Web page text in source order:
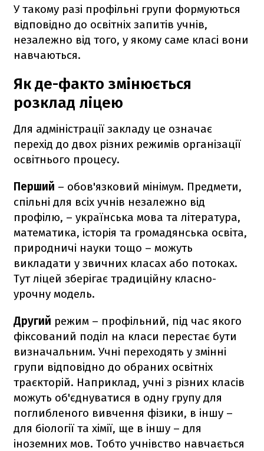
У такому разі профільні групи формуються
відповідно до освітніх запитів учнів,
незалежно від того, у якому саме класі вони
навчаються.
Як де-факто змінюється
розклад ліцею
Для адміністрації закладу це означає
перехід до двох різних режимів організації
освітнього процесу.
Перший – обов'язковий мінімум. Предмети,
спільні для всіх учнів незалежно від
профілю, – українська мова та література,
математика, історія та громадянська освіта,
природничі науки тощо – можуть
викладати у звичних класах або потоках.
Тут ліцей зберігає традиційну класно-
урочну модель.
Другий режим – профільний, під час якого
фіксований поділ на класи перестає бути
визначальним. Учні переходять у змінні
групи відповідно до обраних освітніх
траєкторій. Наприклад, учні з різних класів
можуть об'єднуватися в одну групу для
поглибленого вивчення фізики, в іншу –
для біології та хімії, ще в іншу – для
іноземних мов. Тобто учнівство навчається